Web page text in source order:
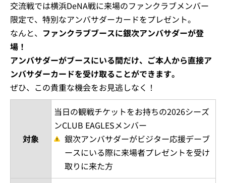
交流戦では横浜DeNA戦に来場のファンクラブメンバー
限定で、特別なアンバサダーカードをプレゼント。
なんと、 ファンクラブブースに銀次アンバサダーが登
場！
アンバサダーがブースにいる間だけ、ご本人から直接ア
ンバサダーカードを受け取ることができます。
ぜひ、この貴重な機会をお見逃しなく！
対象
当日の観戦チケットをお持ちの2026シーズ
ンCLUB EAGLESメンバー
銀次アンバサダーがビジター応援デーブ
ースにいる際に来場者プレゼントを受け
取りに来た方